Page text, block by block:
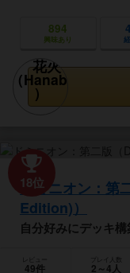
894
興味あり
18位
ドミニオン：第
Edition)）
自分好みにデッキ
49件
プレイ人数
2～4人